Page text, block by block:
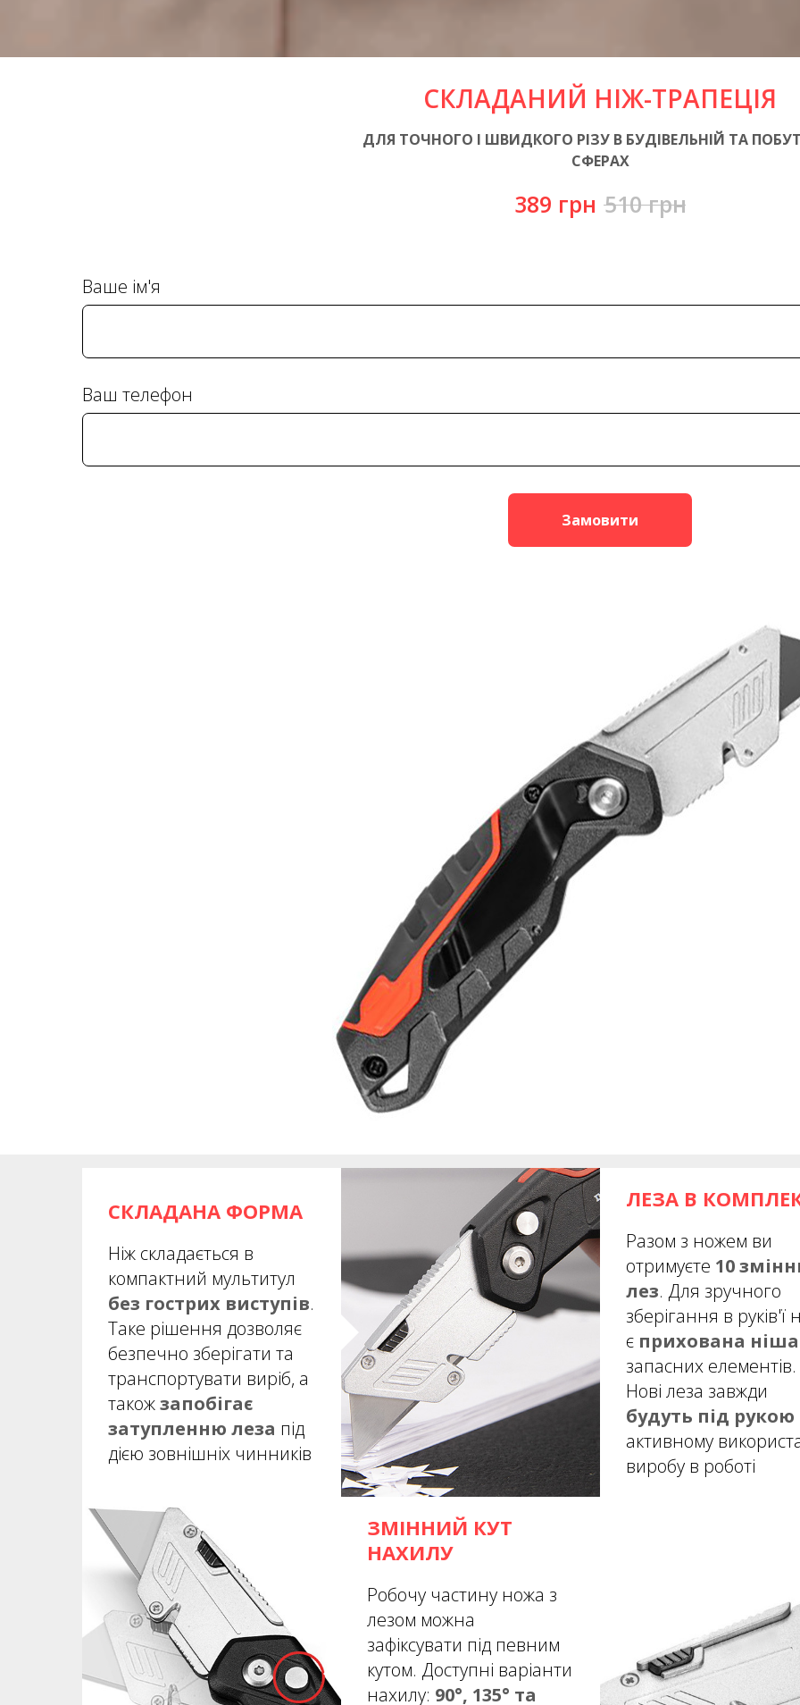
СКЛАДАНИЙ НІЖ-ТРАПЕЦІЯ
ДЛЯ ТОЧНОГО І ШВИДКОГО РІЗУ В БУДІВЕЛЬНІЙ ТА
СФЕРАХ
389 грн 510 грн
Ваше ім'я
Ваш телефон
Замовити
СКЛАДАНА ФОРМА
Ніж складається в
компактний мультитул
без гострих виступів.
Таке рішення дозволяє
безпечно зберігати та
транспортувати виріб, а
такожзапобігає
затупленню леза під
дією зовнішніх чинників
ЛЕЗА В
Разом з ножем ви
отримуєте 10
лез. Для зручного
зберігання в руків'ї
є прихована ніша
запасних елементів.
Нові леза завжди
будуть під рукою
активному
виробу в роботі
ЗМІННИЙ КУТ
НАХИЛУ
Робочу частину ножа з
лезом можна
зафіксувати під певним
кутом. Доступні варіанти
нахилу: 90°, 135° та